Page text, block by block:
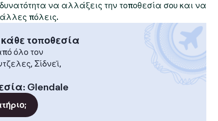
δυνατότητα να αλλάξεις την τοποθεσία σου και να
πόλεις.
τοποθεσία
όλο τον
Σίδνεϊ,
: Glendale